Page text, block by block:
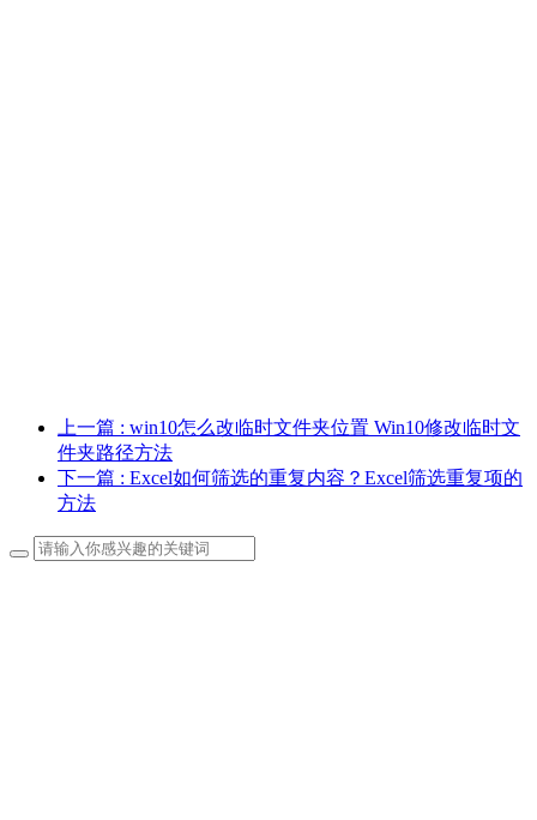
上一篇 : win10怎么改临时文件夹位置 Win10修改临时文
件夹路径方法
下一篇 : Excel如何筛选的重复内容？Excel筛选重复项的
方法